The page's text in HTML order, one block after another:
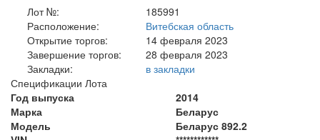
Лот №:
185991
Расположение:
Витебская область
Открытие торгов:
14 февраля 2023
Завершение торгов:
28 февраля 2023
Закладки:
в закладки
Спецификации Лота
Год выпуска
2014
Марка
Беларус
Модель
Беларус 892.2